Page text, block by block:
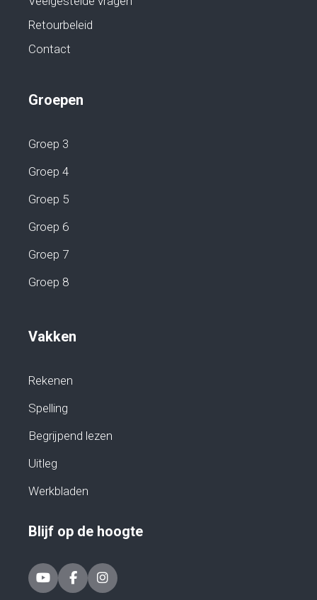
Retourbeleid
Contact
Groepen
Groep 3
Groep 4
Groep 5
Groep 6
Groep 7
Groep 8
Vakken
Rekenen
Spelling
Begrijpend lezen
Uitleg
Werkbladen
Blijf op de hoogte